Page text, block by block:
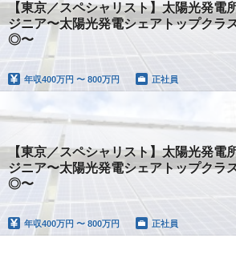
【東京／スペシャリスト】太陽光発電
ジニア〜太陽光発電シェアトップクラ
◎〜
年収400万円 〜 800万円 正社員
【東京／スペシャリスト】太陽光発電
ジニア〜太陽光発電シェアトップクラ
◎〜
年収400万円 〜 800万円 正社員